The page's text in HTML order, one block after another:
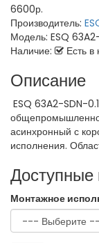
6600р.
Производитель:
Модель: ESQ
Наличие:
Есть в
Описание
ESQ 63A2-SDN-
асинхронный с
исполнения.
Доступные
Монтажное